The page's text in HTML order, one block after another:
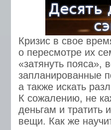
Кризис в свое
о пересмотре их
«затянуть пояса»,
запланированные
а также искать
К сожалению, не
деньгам и тратить
вещи. Как же